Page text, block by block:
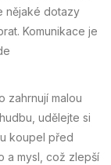
nějaké dotazy
Komunikace je
zahrnují malou
udělejte si
koupel před
a mysl, což zlepší